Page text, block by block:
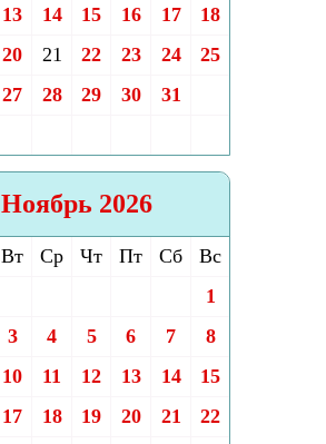
13 14 15 16 17
18
20 21 22 23 24
25
27 28 29 30 31
Ноябрь 2026
Вт Ср Чт Пт Сб
Вс
1
3 4 5 6 7
8
10 11 12 13 14
15
17 18 19 20 21
22